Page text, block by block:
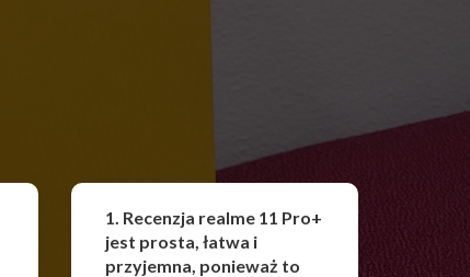
1. Recenzja realme 11 Pro+
jest prosta, łatwa i
przyjemna, ponieważ to